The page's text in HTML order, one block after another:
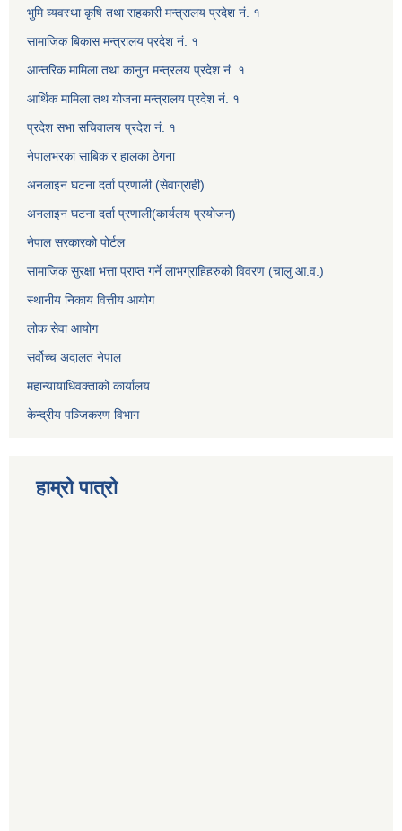
भुमि व्यवस्था कृषि तथा सहकारी मन्त्रालय प्रदेश नं. १
सामाजिक बिकास मन्त्रालय प्रदेश नं. १
आन्तरिक मामिला तथा कानुन मन्त्रलय प्रदेश नं. १
आर्थिक मामिला तथ योजना मन्त्रालय प्रदेश नं. १
प्रदेश सभा सचिवालय प्रदेश नं. १
नेपालभरका साबिक र हालका ठेगना
अनलाइन घटना दर्ता प्रणाली (सेवाग्राही)
अनलाइन घटना दर्ता प्रणाली(कार्यलय प्रयोजन)
नेपाल सरकारको पोर्टल
सामाजिक सुरक्षा भत्ता प्राप्त गर्ने लाभग्राहिहरुको विवरण (चालु आ.व.)
स्थानीय निकाय वित्तीय आयोग
लोक सेवा आयोग
सर्वोच्च अदालत नेपाल
महान्यायाधिवक्ताको कार्यालय
केन्द्रीय पञ्जिकरण विभाग
हाम्रो पात्रो